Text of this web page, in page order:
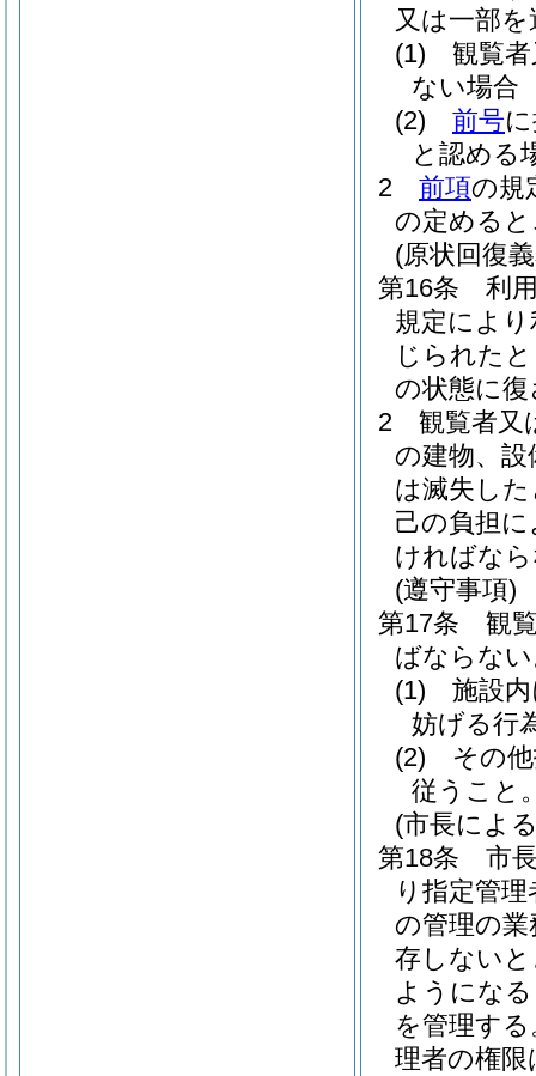
又は一部
(1)
観覧
ない場合
(2)
前号
と認める
2
前項の規
の定める
(原状回復
第16条
利
規定によ
じられた
の状態に
2
観覧者又
の建物、設
は滅失し
己の負担
ければな
(遵守事項)
第17条
観
ばならな
(1)
施設
妨げる行
(2)
その
従うこと
(市長によ
第18条
市
り指定管
の管理の
存しない
ようにな
を管理する
理者の権